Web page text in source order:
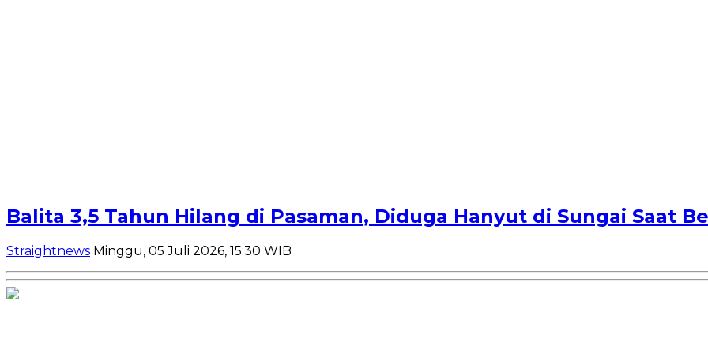
Balita 3,5 Tahun Hilang di Pasaman, Diduga Hanyut di Sungai Saat
Straightnews Minggu, 05 Juli 2026, 15:30 WIB